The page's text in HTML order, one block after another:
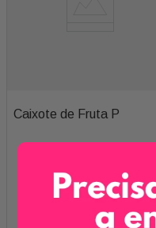
Caixote de Fruta P